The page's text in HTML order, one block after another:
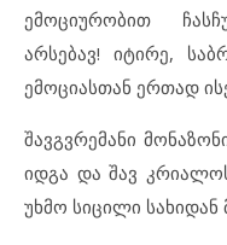
ემოციურობით
არსებავ! იტირე,
ემოციასთან ერთად
შავგვრემანი
იდგა და შავ
უხმო სიცილი